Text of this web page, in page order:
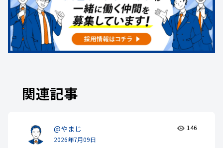
関連記事
@やまじ
2026年7月09日
146